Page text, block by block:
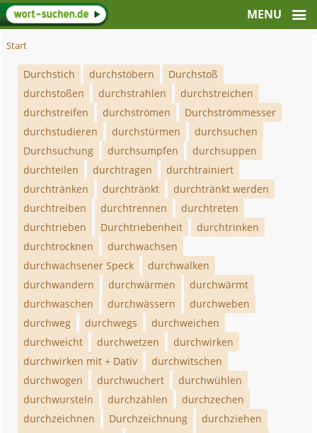
Start
Durchstich durchstöbern
Durchstoß
durchstoßen
durchstrahlen
durchstreichen
durchstreifen
durchströmen
Durchströmmesser
durchstudieren
durchstürmen
durchsuchen
Durchsuchung
durchsumpfen
durchsuppen
durchteilen
durchtragen
durchtrainiert
durchtränken
durchtränkt
durchtränkt werden
durchtreiben
durchtrennen
durchtreten
durchtrieben
Durchtriebenheit
durchtrinken
durchtrocknen
durchwachsen
durchwachsener Speck
durchwalken
durchwandern
durchwärmen
durchwärmt
durchwaschen
durchwässern
durchweben
durchweg
durchwegs
durchweichen
durchweicht
durchwetzen
durchwirken
durchwirken mit + Dativ
durchwitschen
durchwogen
durchwuchert
durchwühlen
durchwursteln
durchzählen
durchzechen
durchzeichnen
Durchzeichnung
durchziehen